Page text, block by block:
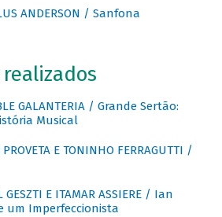
ANDERSON / Sanfona
GALANTERIA / Grande Sertão:
Musical
E TONINHO FERRAGUTTI /
GESZTI E ITAMAR ASSIERE / Ian
um Imperfeccionista